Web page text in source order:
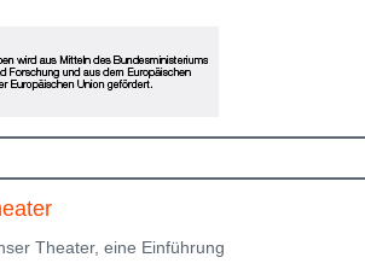
verfügen. Hinweise über
findest Du hier:
Theater, eine Einführung